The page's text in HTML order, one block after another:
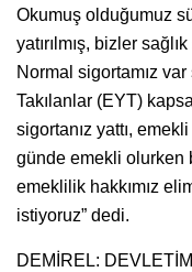
Okumuş olduğumuz
yatırılmış, bizler
Normal sigortamız
Takılanlar (EYT)
sigortanız yattı,
günde emekli olurken
emeklilik hakkımız
istiyoruz” dedi.
DEMİREL: